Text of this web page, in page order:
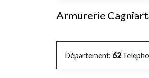
Armurerie Cagniart
Département: 62